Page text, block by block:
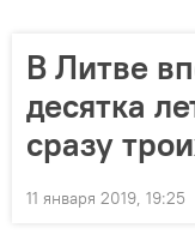
В Литве
десятка
сразу
11 января 2019, 19:25